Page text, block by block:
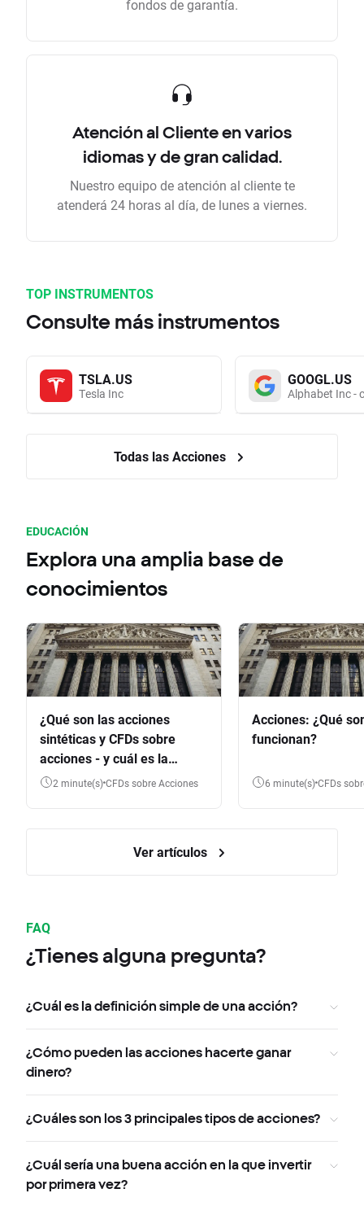
fondos de garantía.
Atención al Cliente en varios
idiomas y de gran calidad.
Nuestro equipo de atención al cliente te
atenderá 24 horas al día, de lunes a viernes.
TOP INSTRUMENTOS
Consulte más instrumentos
TSLA.US
Tesla Inc
GOOGL.US
Alphabet Inc -
Todas las Acciones
EDUCACIÓN
Explora una amplia base de
conocimientos
¿Qué son las acciones
sintéticas y CFDs sobre
acciones - y cuál es la
diferencia?
2 minute(s) CFDs sobre Acciones
Acciones: ¿Qué
funcionan?
6 minute(s) CFDs
Ver artículos
FAQ
¿Tienes alguna pregunta?
¿Cuál es la definición simple de una acción?
¿Cómo pueden las acciones hacerte ganar
dinero?
¿Cuáles son los 3 principales tipos de acciones?
¿Cuál sería una buena acción en la que invertir
por primera vez?